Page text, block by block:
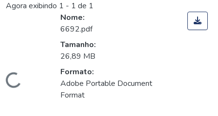
Agora exibindo 1 - 1 de 1
Carregando...
Nome:
6692.pdf
Tamanho:
26,89 MB
Formato:
Adobe Portable Document
Format